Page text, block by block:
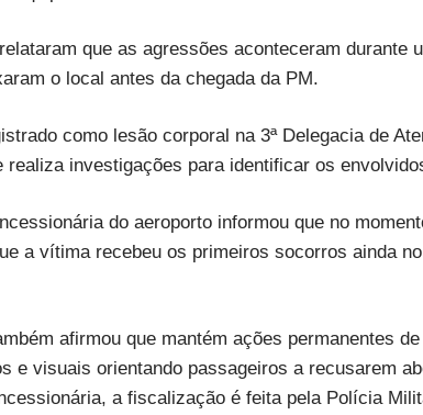
que as agressões aconteceram durante
o local antes da chegada da PM.
como lesão corporal na 3ª Delegacia de
realiza investigações para identificar os
do aeroporto informou que no
a vítima recebeu os primeiros socorros ainda
afirmou que mantém ações permanentes
e visuais orientando passageiros a recusarem
a fiscalização é feita pela Polícia